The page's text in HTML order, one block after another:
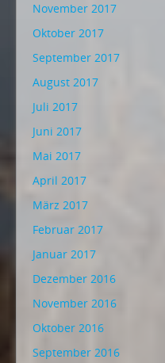
November 2017
Oktober 2017
September 2017
August 2017
Juli 2017
Juni 2017
Mai 2017
April 2017
März 2017
Februar 2017
Januar 2017
Dezember 2016
November 2016
Oktober 2016
September 2016